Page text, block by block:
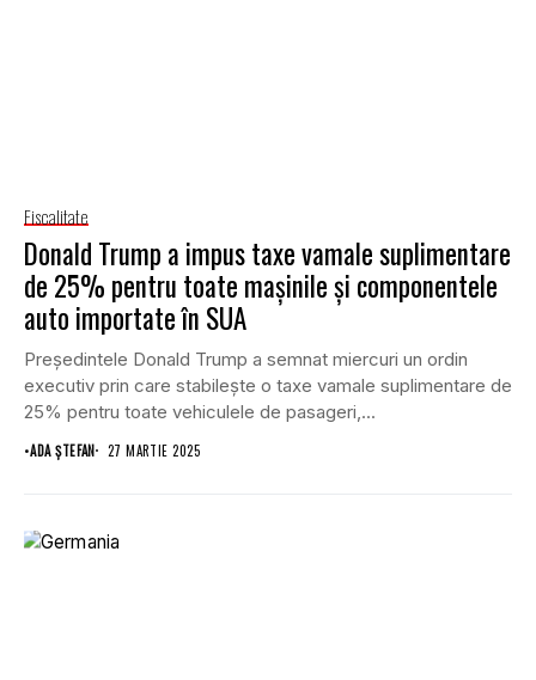
Fiscalitate
Donald Trump a impus taxe vamale suplimentare
de 25% pentru toate mașinile și componentele
auto importate în SUA
Președintele Donald Trump a semnat miercuri un ordin
executiv prin care stabilește o taxe vamale suplimentare de
25% pentru toate vehiculele de pasageri,...
•ADA ȘTEFAN 27 MARTIE 2025